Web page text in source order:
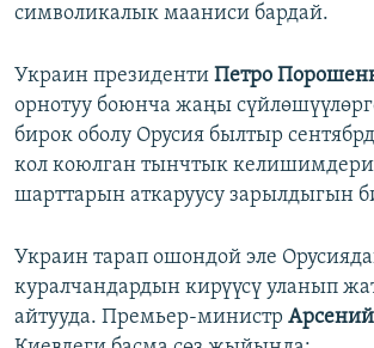
символикалык мааниси бардай.
Украин президенти Петро
орнотуу боюнча жаңы
бирок оболу Орусия былтыр
кол коюлган тынчтык
шарттарын аткаруусу зарылдыгын
Украин тарап ошондой эле
куралчандардын кирүүсү уланып
айтууда. Премьер-министр